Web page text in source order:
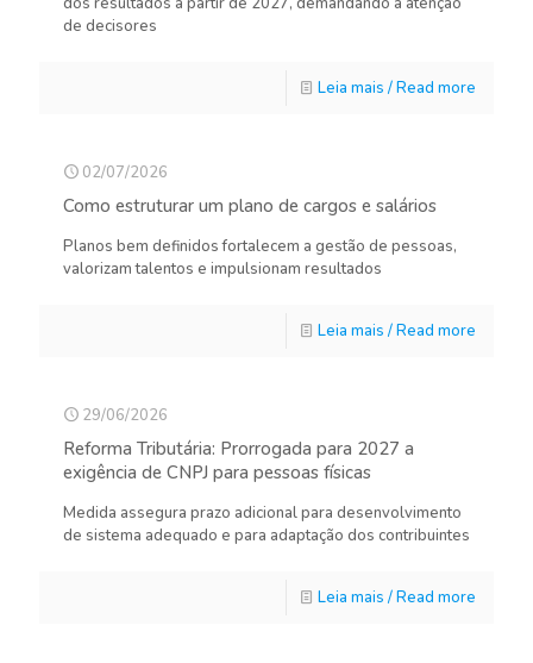
de decisores
Leia mais / Read more
02/07/2026
Como estruturar um plano de cargos e salários
Planos bem definidos fortalecem a gestão de pessoas,
valorizam talentos e impulsionam resultados
Leia mais / Read more
29/06/2026
Reforma Tributária: Prorrogada para 2027 a
exigência de CNPJ para pessoas físicas
Medida assegura prazo adicional para desenvolvimento
de sistema adequado e para adaptação dos contribuintes
Leia mais / Read more